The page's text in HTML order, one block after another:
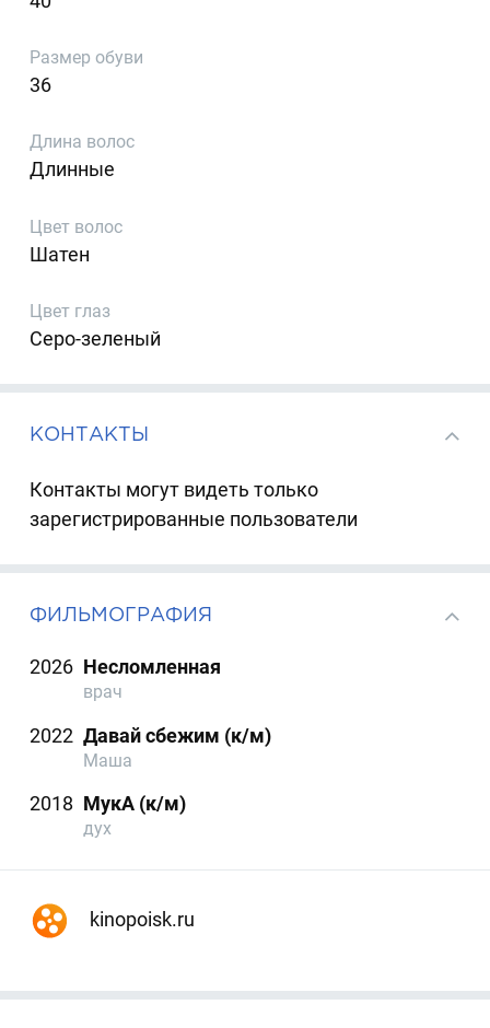
Размер обуви
36
Длина волос
Длинные
Цвет волос
Шатен
Цвет глаз
Серо-зеленый
КОНТАКТЫ
Контакты могут видеть только
зарегистрированные пользователи
ФИЛЬМОГРАФИЯ
2026 Несломленная
врач
2022 Давай сбежим (к/м)
Маша
2018 МукА (к/м)
дух
kinopoisk.ru